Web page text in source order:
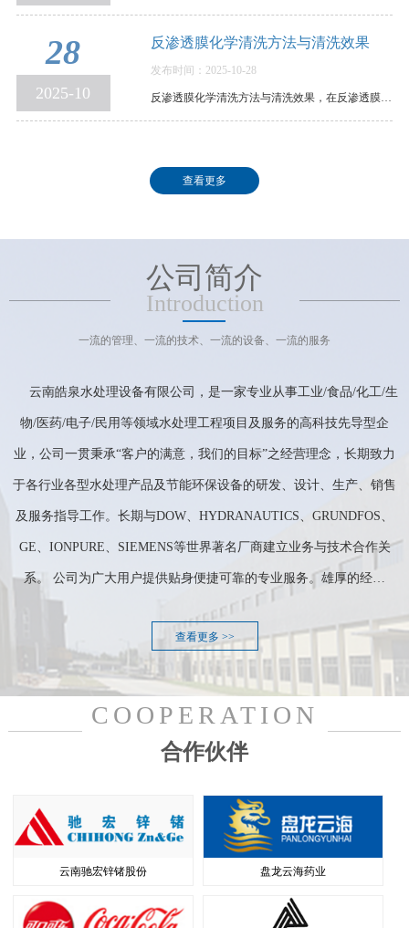
28
2025-10
反渗透膜化学清洗方法与清洗效果
发布时间：2025-10-28
反渗透膜化学清洗方法与清洗效果，在反渗透膜污染后，我们需要通过清洗，以恢复其使用性能。各个反…
查看更多
公司简介
Introduction
一流的管理、一流的技术、一流的设备、一流的服务
云南皓泉水处理设备有限公司，是一家专业从事工业/食品/化工/生
物/医药/电子/民用等领域水处理工程项目及服务的高科技先导型企
业，公司一贯秉承“客户的满意，我们的目标”之经营理念，长期致力
于各行业各型水处理产品及节能环保设备的研发、设计、生产、销售
及服务指导工作。长期与DOW、HYDRANAUTICS、GRUNDFOS、
GE、IONPURE、SIEMENS等世界著名厂商建立业务与技术合作关
系。 公司为广大用户提供贴身便捷可靠的专业服务。雄厚的经…
查看更多 >>
COOPERATION
合作伙伴
云南驰宏锌锗股份 盘龙云海药业